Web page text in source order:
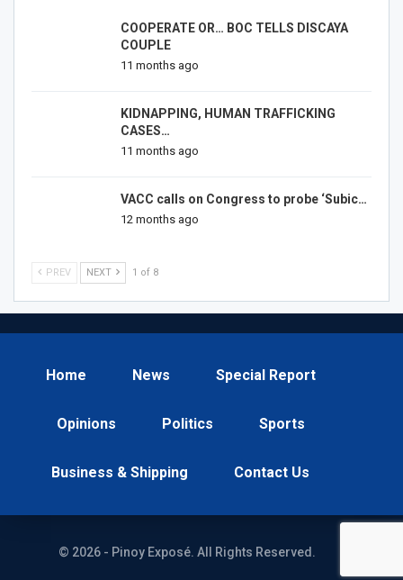
COOPERATE OR… BOC TELLS DISCAYA
COUPLE
11 months ago
KIDNAPPING, HUMAN TRAFFICKING
CASES…
11 months ago
VACC calls on Congress to probe ‘Subic…
12 months ago
PREV NEXT 1 of 8
Home News Special Report
Opinions Politics Sports
Business & Shipping Contact Us
© 2026 - Pinoy Exposé. All Rights Reserved.